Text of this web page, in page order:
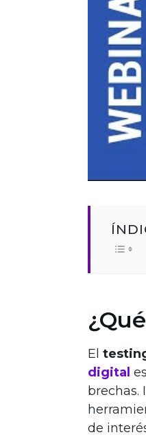
El
digital
brechas.
de